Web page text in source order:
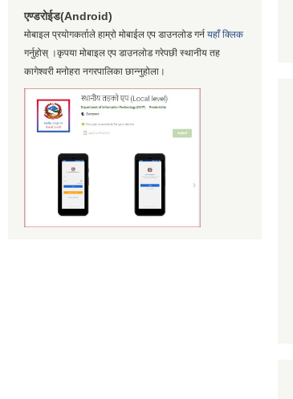
एण्डरोईड(Android)
मोबाइल प्रयोगकर्ताले हाम्रो मोबाईल एप डाउनलोड गर्न यहाँ क्लिक
गर्नुहोस् ।कृपया मोबाइल एप डाउनलोड गरेपछी स्थानीय तह
कागेश्वरी मनोहरा नगरपालिका छान्नुहोला।